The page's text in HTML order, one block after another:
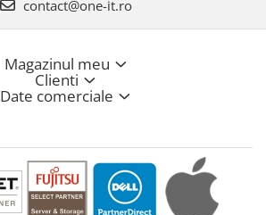
contact@one-it.ro
Magazinul meu
Clienti
Date comerciale